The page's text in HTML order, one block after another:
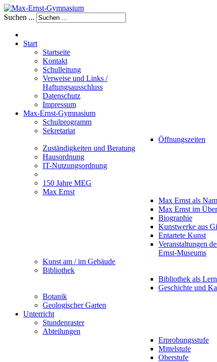
Suchen ...
Start
Startseite
Kontakt
Schulleitung
Verweise und Links /
Haftungsausschluss
Datenschutz
Impressum
Max-Ernst-Gymnasium
Schulprogramm
Sekretariat
Öffnungszeiten
Zuständigkeiten und Beratung
Hausordnung
IT-Nutzungsordnung
150 Jahre MEG
Max Ernst
Max Ernst als
Max Ernst im
Biographie
Kunstwerke aus
Entartete Kunst
Veranstaltungen
Ernst-Museums
Kunst am / im Gebäude
Bibliothek
Bibliothek als
Geschichte und
Botanik
Geologischer Garten
Unterricht
Stundenraster
Abteilungen
Erprobungsstufe
Mittelstufe
Oberstufe